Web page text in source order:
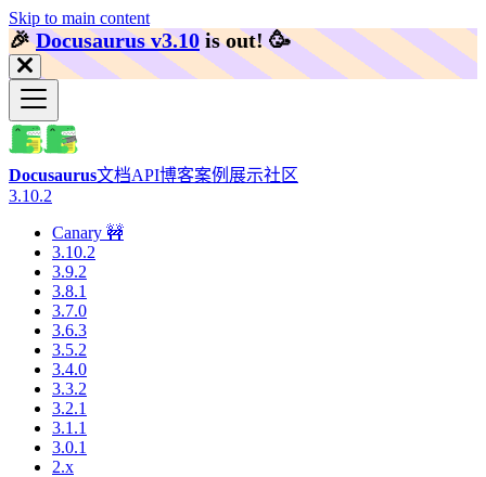
Skip to main content
🎉️Docusaurus v3.10 is out! 🥳️
Docusaurus文档API博客案例展示社区
3.10.2
Canary 🚧
3.10.2
3.9.2
3.8.1
3.7.0
3.6.3
3.5.2
3.4.0
3.3.2
3.2.1
3.1.1
3.0.1
2.x